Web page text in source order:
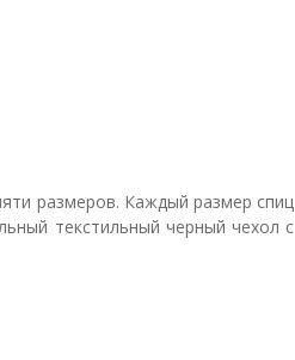
размеров. Каждый размер спиц
текстильный черный чехол с